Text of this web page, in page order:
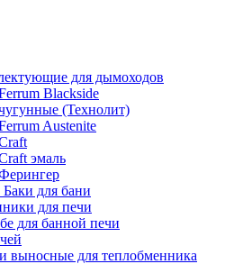
для дымоходов
Blackside
(Технолит)
Austenite
эмаль
Баки для бани
для печи
для банной печи
выносные для теплобменника